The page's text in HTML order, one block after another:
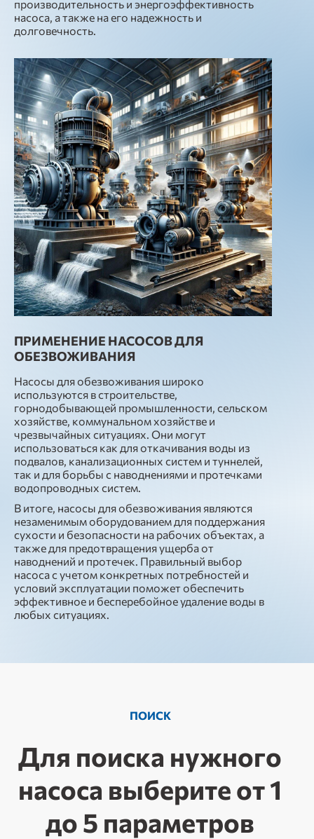
производительность и энергоэффективность
насоса, а также на его надежность и
долговечность.
ПРИМЕНЕНИЕ НАСОСОВ ДЛЯ
ОБЕЗВОЖИВАНИЯ
Насосы для обезвоживания широко
используются в строительстве,
горнодобывающей промышленности, сельском
хозяйстве, коммунальном хозяйстве и
чрезвычайных ситуациях. Они могут
использоваться как для откачивания воды из
подвалов, канализационных систем и туннелей,
так и для борьбы с наводнениями и протечками
водопроводных систем.
В итоге, насосы для обезвоживания являются
незаменимым оборудованием для поддержания
сухости и безопасности на рабочих объектах, а
также для предотвращения ущерба от
наводнений и протечек. Правильный выбор
насоса с учетом конкретных потребностей и
условий эксплуатации поможет обеспечить
эффективное и бесперебойное удаление воды в
любых ситуациях.
ПОИСК
Для поиска нужного
насоса выберите от 1
до 5 параметров